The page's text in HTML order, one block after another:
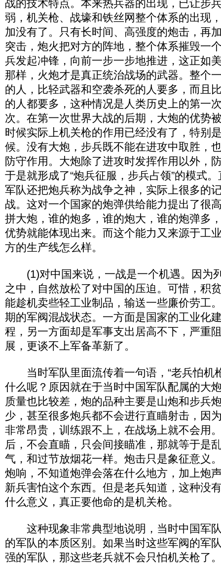
战的技术特点。本来热兵器的出现，已让步
弱，机关枪、战壕和铁丝网整个体系的出现
加没有了。只有长时间、高强度的炮击，再
突击，炮火把对方的阵地，整个体系摧毁一
兵发起冲锋，向前一步一步地推进，这正如
那样，火炮才是真正统治战场的武器。整个
的人，比轻武器和空袭杀死的人要多，而且
的人都要多，这种情况是人类历史上的第一
次。在第一次世界大战的后期，大炮的优势
时候实际上机关枪的作用已经没有了，特别
候。没有大炮，步兵既不能在进攻中取胜，
防守作用。大炮除了进攻时发挥作用以外，
于是就形成了“炮兵征服，步兵占领”的模式
军队还把炮兵称为战争之神，实际上很多的
战。这对一个国家的炮弹供给能力提出了很
拼大炮，谁的炮多，谁的炮大，谁的炮弹多
优势就能体现出来。而这个能力又来源于工
方的生产线怎么样。
(1)对中国来说，一战是一个机遇。因为
之中，自然放松了对中国的压迫。可惜，积
能趁机卖些轻工业制品，输送一些廉价劳工
期的军阀混战状态。一方面是国家的工业化
程，另一方面却是军事支出居高不下，严重
展，更谈不上军备革新了。
当时军队里面流传着一句语，“老兵怕机
什么呢？原因就在于当时中国军队配属的大
质量也比较差，炮的品种主要是山炮和步兵
少，甚至很多炮兵都不会进行直瞄射击，因
非常昂贵，训练跟不上，在战场上就不会用
后，不会直瞄，只会间接瞄准，那就等于是
气，和过节放烟花一样。炮击只是象征意义
炮响，不知道炮弹会落在什么地方，加上炮
新兵害怕这个东西。但是老兵知道，这种没
什么意义，真正要他命的是机关枪。
这种现象非常典型地说明，当时中国军
的军队的本质区别。如果当时这些军阀的军
强的军队，那这些老兵就不会只怕机关枪了